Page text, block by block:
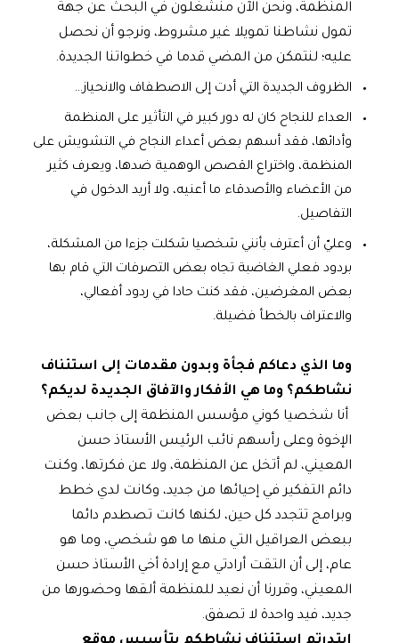
المنظمة، ونحن الآن منشغلون في البحث عن جهة
تمول نشاطنا تمويلا غير مشروط، ونرجو أن نحصل
عليه؛ لنتمكن من المضي قدما في خطواتنا الجديدة.
الظروف الجديدة التي أدت إلى الاصطفاف والانحياز…
العداء للنجاح كان له دور كبير في التأثير على المنظمة
وأدائها، فقد أسهم بعض أعداء النجاح في التشويش على
المنظمة، واختراع القصص الوهمية ضدها، ويعرف كثير
من الأعضاء والأصدقاء ما أعنيه، ولا أريد الدخول في
التفاصيل.
وعليّ أن أعترف بأنني شخصيا شكلت جزءا من المشكلة،
بردود فعلي الغاضبة تجاه بعض التصرفات التي قام بها
بعض المغرضين، فقد كنت حادا في ردود أفعالي،
والاعتراف بالخطأ فضيلة.
وما الذي دعاكم فجأة وبدون مقدمات إلى استئناف
نشاطكم؟ وما هي الأفكار والآفاق الجديدة لديكم؟
أنا شخصيا كوني مؤسس المنظمة إلى جانب بعض
الإخوة وعلى رأسهم نائب الرئيس الأستاذ حسن
المعيني، لم أتخل عن المنظمة، ولا عن فكرتها، وكنت
دائم التفكير في إحيائها من جديد، وكانت لدي خطط
وبرامج تتجدد كل حين، لكنها كانت تصطدم دائما
ببعض العراقيل التي منها ما هو شخصي، وما هو
عام، إلى أن التقت أرادتي مع إرادة أخي الأستاذ حسن
المعيني، وقررنا أن نعيد للمنظمة ألقها وحضورها من
جديد، فيد واحدة لا تصفق.